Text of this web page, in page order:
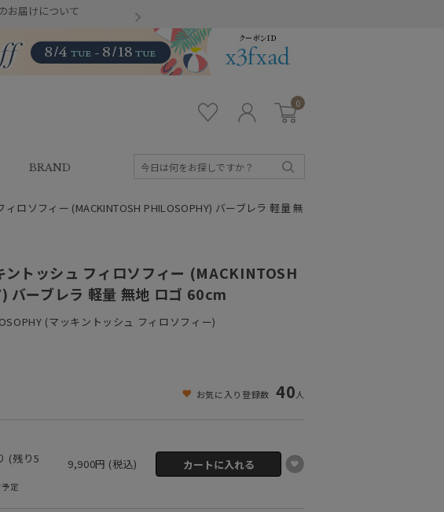
お届けについて
イ
ン
0
BRAND
ィロソフィー (MACKINTOSH PHILOSOPHY) バーブレラ 軽量 無
ントッシュ フィロソフィー (MACKINTOSH
バーブレラ 軽量 無地 ロゴ 60cm
(マッキントッシュ フィロソフィー)
お気に入り登録数 40人
(残り5
定
9,900円 (税込)